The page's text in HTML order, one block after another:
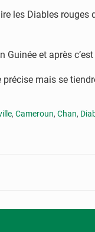
les Diables
Guinée et après
mais se
, Cameroun, Chan,